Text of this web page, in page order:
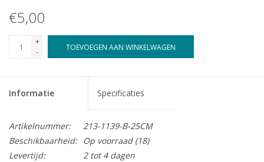
€5,00
+
-
TOEVOEGEN AAN WINKELWAGEN
Informatie Specificaties
Artikelnummer:
213-1139-B-25CM
Beschikbaarheid:
Op voorraad(18)
Levertijd:
2 tot 4 dagen